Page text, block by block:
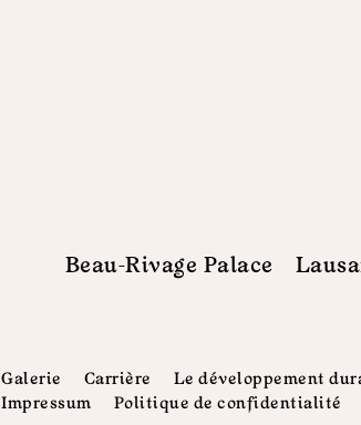
Beau-Rivage Palace
Galerie Carrière Le développement
Impressum
Politique de confidentialité